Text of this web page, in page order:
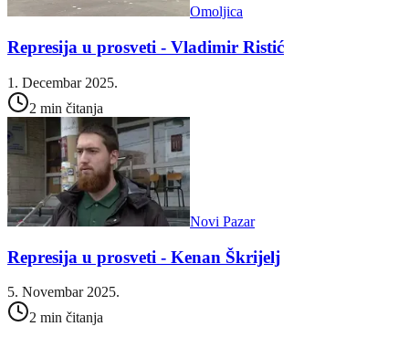
Omoljica
Represija u prosveti - Vladimir Ristić
1. Decembar 2025.
2 min čitanja
Novi Pazar
Represija u prosveti - Kenan Škrijelj
5. Novembar 2025.
2 min čitanja